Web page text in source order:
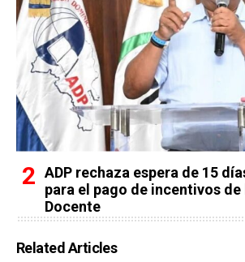
ADP rechaza espera de 15
para el pago de incentivos de
Docente
Related Articles